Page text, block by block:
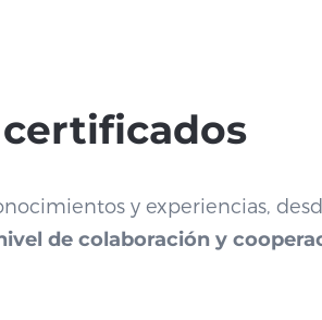
certificados
y experiencias,
de colaboración y